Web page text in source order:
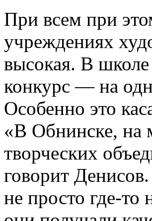
При всем при
учреждениях
высокая. В школе
конкурс — на
Особенно это
«В Обнинске, на
творческих
говорит
не просто где-